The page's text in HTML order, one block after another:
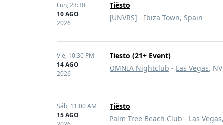
Lun,23:30
10 AGO
2026
Tiësto
[UNVRS] - Ibiza Town, Spain
Vie, 10:30 PM
14 AGO
2026
Tiesto (21+ Event)
OMNIA Nightclub - Las Vegas, NV
Sáb, 11:00 AM
15 AGO
Tiësto
Palm Tree Beach Club - Las Vegas